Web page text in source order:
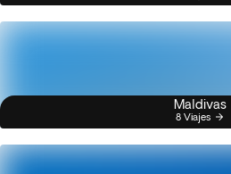
Maldivas
8 Viajes